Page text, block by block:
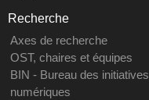
Recherche
Axes de recherche
OST, chaires et équipes
BIN - Bureau des initiatives
numériques